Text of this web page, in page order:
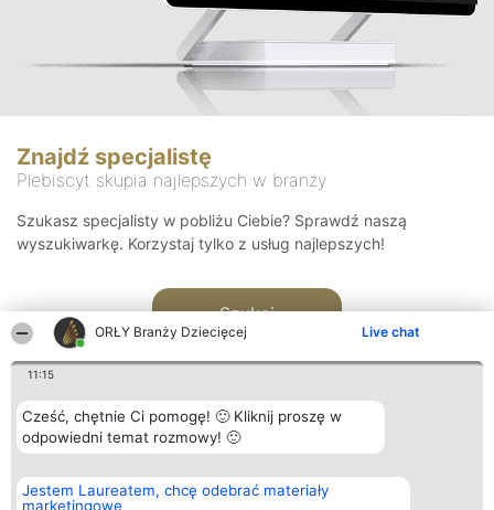
ORŁY Branży Dziecięcej Live chat
11:15
Cześć, chętnie Ci pomogę! 🙂 Kliknij proszę w
odpowiedni temat rozmowy! 🙂
Jestem Laureatem, chcę odebrać materiały
marketingowe
Znajdź specjalistę
Plebiscyt skupia najlepszych w branży
Szukasz specjalisty w pobliżu Ciebie? Sprawdź naszą
wyszukiwarkę. Korzystaj tylko z usług najlepszych!
Szukaj
Organizator plebiscytu
Bright Side Solutions sp. z o.
Plebiscyt
Laureaci
Kontakt
Kontakt